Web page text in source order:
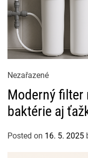
C
a
t
e
o
Nezařazené
Moderný filter
baktérie aj
Posted on 16. 5. 2025